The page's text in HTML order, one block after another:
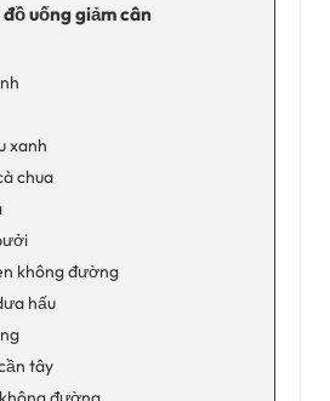
uống giảm cân
xanh
chua
không đường
hấu
tây